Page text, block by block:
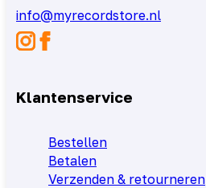
info@myrecordstore.nl
Klantenservice
Bestellen
Betalen
Verzenden & retourneren